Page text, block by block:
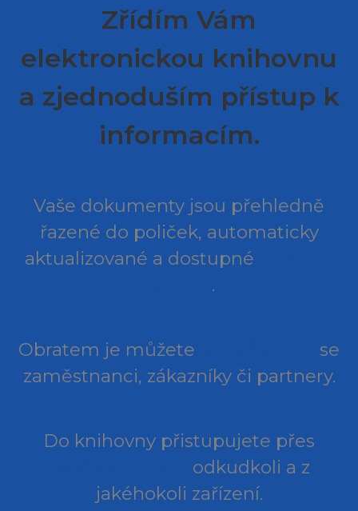
Zřídím Vám
elektronickou knihovnu
a zjednoduším přístup k
informacím.
Vaše dokumenty jsou přehledně
řazené do poliček, automaticky
aktualizované a dostupné
.
Obratem je můžete
se
zaměstnanci, zákazníky či partnery.
Do knihovny přistupujete přes
odkudkoli a z
jakéhokoli zařízení.